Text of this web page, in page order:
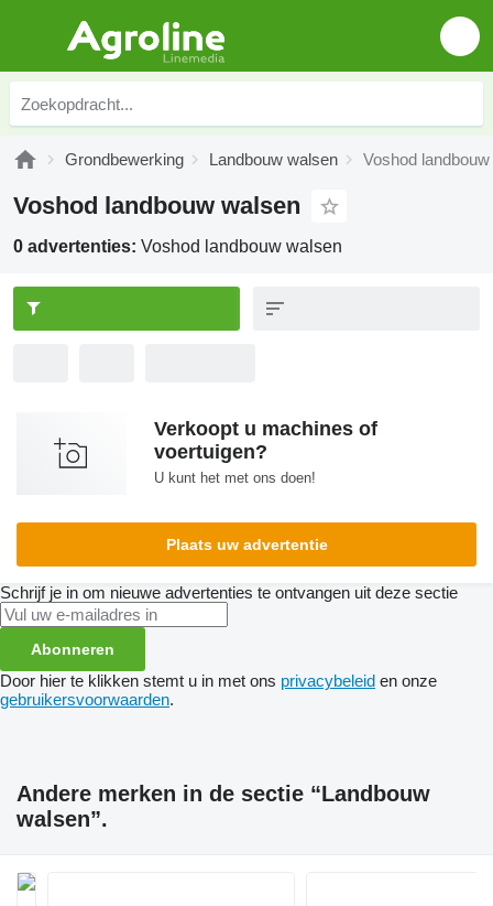
Grondbewerking Landbouw walsen Voshod
Voshod landbouw walsen
0 advertenties: Voshod landbouw walsen
Verkoopt u machines of
voertuigen?
U kunt het met ons doen!
Plaats uw advertentie
Schrijf je in om nieuwe advertenties te ontvangen uit deze sectie
Abonneren
Door hier te klikken stemt u in met ons privacybeleid en onze
gebruikersvoorwaarden.
Andere merken in de sectie “Landbouw
walsen”.